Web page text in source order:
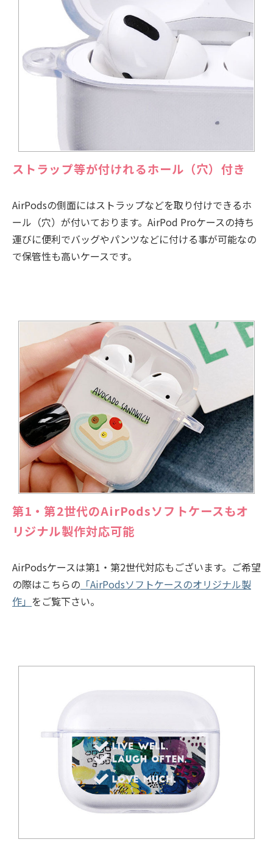
ストラップ等が付けれるホール（穴）付き
AirPodsの側面にはストラップなどを取り付けできるホ
ール（穴）が付いております。AirPod Proケースの持ち
運びに便利でバッグやパンツなどに付ける事が可能なの
で保管性も高いケースです。
第1・第2世代のAirPodsソフトケースもオ
リジナル製作対応可能
AirPodsケースは第1・第2世代対応もございます。ご希望
の際はこちらの 「AirPodsソフトケースのオリジナル製
作」 をご覧下さい。